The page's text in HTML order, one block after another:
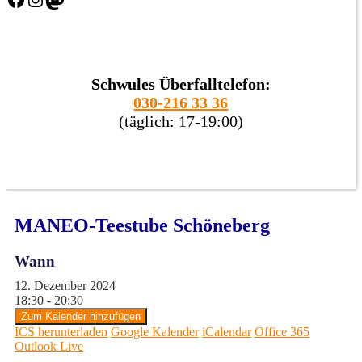
Schwules Überfalltelefon:
030-216 33 36
(täglich: 17-19:00)
MANEO-Teestube Schöneberg
Wann
12. Dezember 2024
18:30 - 20:30
Zum Kalender hinzufügen
ICS herunterladen Google Kalender iCalendar Office 365
Outlook Live